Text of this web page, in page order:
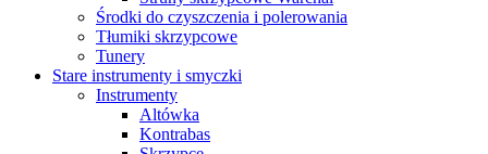
Środki do czyszczenia i polerowania
Tłumiki skrzypcowe
Tunery
Stare instrumenty i smyczki
Instrumenty
Altówka
Kontrabas